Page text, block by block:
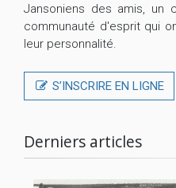
Jansoniens des amis, un
communauté d'esprit qui
leur personnalité.
S’INSCRIRE EN LIGNE
Derniers articles